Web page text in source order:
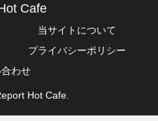
Cafe
当サイトについて
プライバシーポリシー
わせ
Hot Cafe.